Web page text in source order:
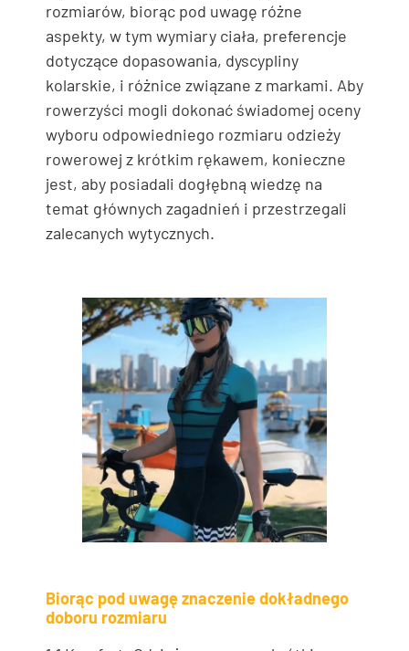
rozmiarów, biorąc pod uwagę różne
aspekty, w tym wymiary ciała, preferencje
dotyczące dopasowania, dyscypliny
kolarskie, i różnice związane z markami. Aby
rowerzyści mogli dokonać świadomej oceny
wyboru odpowiedniego rozmiaru odzieży
rowerowej z krótkim rękawem, konieczne
jest, aby posiadali dogłębną wiedzę na
temat głównych zagadnień i przestrzegali
zalecanych wytycznych.
Biorąc pod uwagę znaczenie dokładnego
doboru rozmiaru